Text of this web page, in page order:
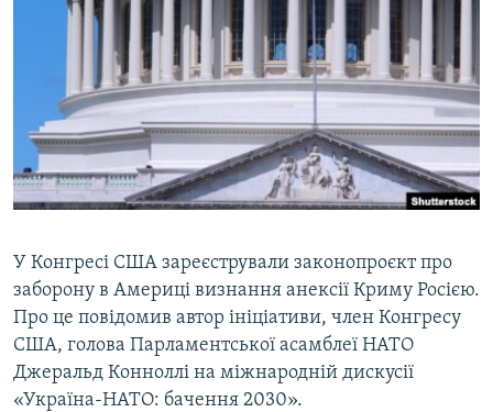
СПЕЦПРОЕКТИ
ДЕПОРТАЦІЯ
ВІДЕОУРОКИ «ELIFBE»
СВІДЧЕННЯ ОКУПАЦІЇ
УКРАЇНСЬКА ПРОБЛЕМА КРИМУ
ЯК ОБІЙТИ БЛОКУВАННЯ
Русский
Qırımtatar
Усі сайти RFE/RL
У Конгресі США зареєстрували законопроєкт про
заборону в Америці визнання анексії Криму Росією.
Про це повідомив автор ініціативи, член Конгресу
США, голова Парламентської асамблеї НАТО
Джеральд Конноллі на міжнародній дискусії
«Україна-НАТО: бачення 2030».